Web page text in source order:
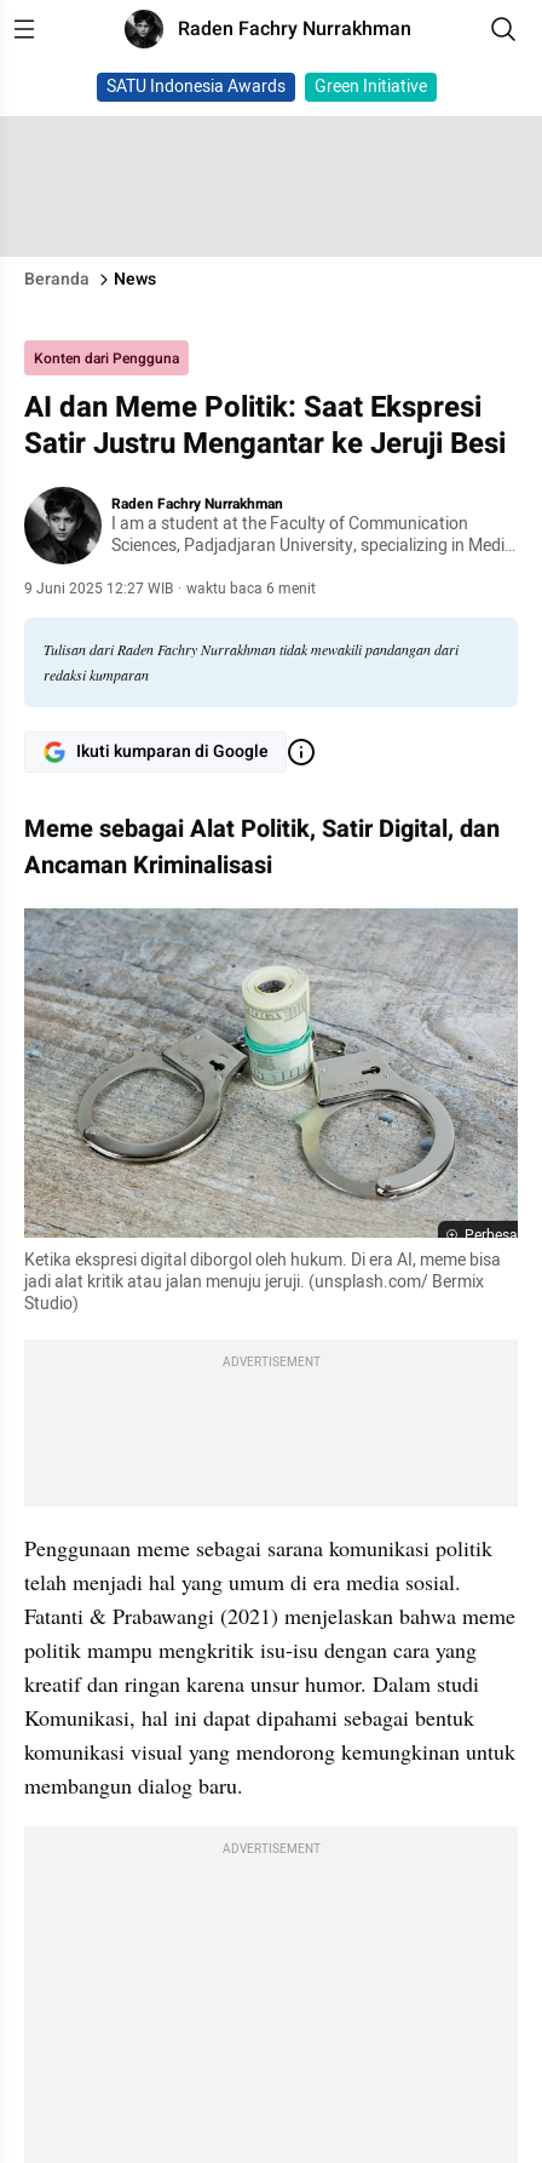
Raden Fachry Nurrakhman
SATU Indonesia Awards Green Initiative
Beranda News
Konten dari Pengguna
AI dan Meme Politik: Saat Ekspresi
Satir Justru Mengantar ke Jeruji Besi
Raden Fachry Nurrakhman
I am a student at the Faculty of Communication
Sciences, Padjadjaran University, specializing in Media
9 Juni 2025 12:27 WIB · waktu baca 6 menit
Tulisan dari Raden Fachry Nurrakhman tidak mewakili pandangan dari
redaksi kumparan
Ikuti kumparan di Google
Meme sebagai Alat Politik, Satir Digital, dan
Ancaman Kriminalisasi
Perbesar
Ketika ekspresi digital diborgol oleh hukum. Di era AI, meme bisa
jadi alat kritik atau jalan menuju jeruji. (unsplash.com/ Bermix
Studio)
ADVERTISEMENT
Penggunaan meme sebagai sarana komunikasi politik
telah menjadi hal yang umum di era media sosial.
Fatanti & Prabawangi (2021) menjelaskan bahwa meme
politik mampu mengkritik isu-isu dengan cara yang
kreatif dan ringan karena unsur humor. Dalam studi
Komunikasi, hal ini dapat dipahami sebagai bentuk
komunikasi visual yang mendorong kemungkinan untuk
membangun dialog baru.
ADVERTISEMENT